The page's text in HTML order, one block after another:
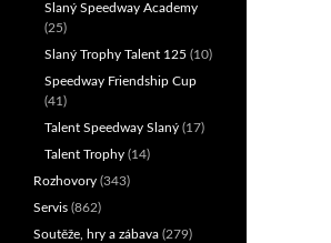
Slaný Speedway Academy
(25)
Slaný Trophy Talent 125 (10)
Speedway Friendship Cup
(41)
Talent Speedway Slaný (17)
Talent Trophy (14)
Rozhovory (343)
Servis (862)
Soutěže, hry a zábava (279)